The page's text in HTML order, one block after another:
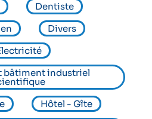
Dentiste
Divers
bâtiment industriel
Hôtel - Gîte